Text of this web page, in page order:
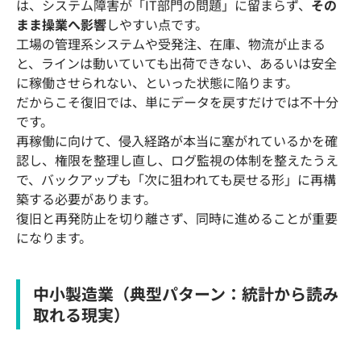
は、システム障害が「IT部門の問題」に留まらず、 その
まま操業へ影響しやすい点です。
工場の管理系システムや受発注、在庫、物流が止まる
と、ラインは動いていても出荷できない、あるいは安全
に稼働させられない、といった状態に陥ります。
だからこそ復旧では、単にデータを戻すだけでは不十分
です。
再稼働に向けて、侵入経路が本当に塞がれているかを確
認し、権限を整理し直し、ログ監視の体制を整えたうえ
で、バックアップも「次に狙われても戻せる形」に再構
築する必要があります。
復旧と再発防止を切り離さず、同時に進めることが重要
になります。
中小製造業（典型パターン：統計から読み
取れる現実）